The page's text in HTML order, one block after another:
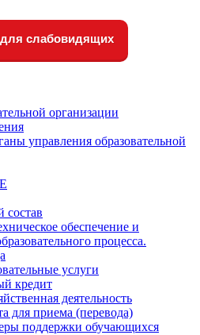
слабовидящих
организации
управления образовательной
состав
обеспечение и
процесса.
услуги
кредит
деятельность
для приема (перевода)
поддержки обучающихся